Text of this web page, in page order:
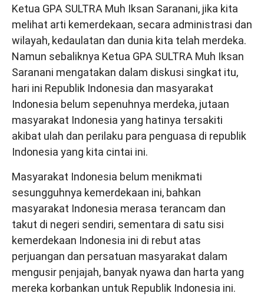
Ketua GPA SULTRA Muh Iksan Saranani, jika kita
melihat arti kemerdekaan, secara administrasi dan
wilayah, kedaulatan dan dunia kita telah merdeka.
Namun sebaliknya Ketua GPA SULTRA Muh Iksan
Saranani mengatakan dalam diskusi singkat itu,
hari ini Republik Indonesia dan masyarakat
Indonesia belum sepenuhnya merdeka, jutaan
masyarakat Indonesia yang hatinya tersakiti
akibat ulah dan perilaku para penguasa di republik
Indonesia yang kita cintai ini.
Masyarakat Indonesia belum menikmati
sesungguhnya kemerdekaan ini, bahkan
masyarakat Indonesia merasa terancam dan
takut di negeri sendiri, sementara di satu sisi
kemerdekaan Indonesia ini di rebut atas
perjuangan dan persatuan masyarakat dalam
mengusir penjajah, banyak nyawa dan harta yang
mereka korbankan untuk Republik Indonesia ini.